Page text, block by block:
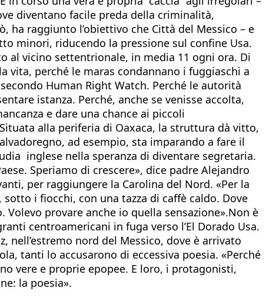
diventano facile preda della criminalità,
raggiunto l’obiettivo che Città del Messico – e
minori, riducendo la pressione sul confine Usa.
al vicino settentrionale, in media 11 ogni ora. Di
vita, perché le maras condannano i fuggiaschi a
Human Right Watch. Perché le autorità
istanza. Perché, anche se venisse accolta,
e dare una chance ai piccoli
alla periferia di Oaxaca, la struttura dà vitto,
ad esempio, sta imparando a fare il
inglese nella speranza di diventare segretaria.
Speriamo di crescere», dice padre Alejandro
per raggiungere la Carolina del Nord. «Per la
i fiocchi, con una tazza di caffè caldo. Dove
provare anche io quella sensazione».Non è
centroamericani in fuga verso l’El Dorado Usa.
nell’estremo nord del Messico, dove è arrivato
tanti lo accusarono di eccessiva poesia. «Perché
vere e proprie epopee. E loro, i protagonisti,
la poesia».